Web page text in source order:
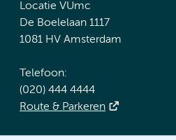
Locatie VUmc
De Boelelaan 1117
1081 HV Amsterdam
Telefoon:
(020) 444 4444
Route & Parkeren